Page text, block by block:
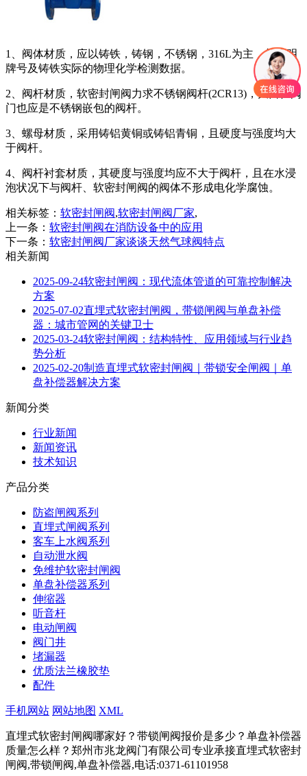
1、阀体材质，应以铸铁，铸钢，不锈钢，316L为主，并注明
牌号及铸铁实际的物理化学检测数据。
2、阀杆材质，软密封闸阀力求不锈钢阀杆(2CR13)，大口径阀
门也应是不锈钢嵌包的阀杆。
3、螺母材质，采用铸铝黄铜或铸铝青铜，且硬度与强度均大
于阀杆。
4、阀杆衬套材质，其硬度与强度均应不大于阀杆，且在水浸
泡状况下与阀杆、软密封闸阀的阀体不形成电化学腐蚀。
相关标签： 软密封闸阀,软密封闸阀厂家,
上一条： 软密封闸阀在消防设备中的应用
下一条： 软密封闸阀厂家谈谈天然气球阀特点
相关新闻
2025-09-24软密封闸阀：现代流体管道的可靠控制解决
方案
2025-07-02直埋式软密封闸阀，带锁闸阀与单盘补偿
器：城市管网的关键卫士
2025-03-24软密封闸阀：结构特性、应用领域与行业趋
势分析
2025-02-20制造直埋式软密封闸阀｜带锁安全闸阀｜单
盘补偿器解决方案
新闻分类
行业新闻
新闻资讯
技术知识
产品分类
防盗闸阀系列
直埋式闸阀系列
客车上水阀系列
自动泄水阀
免维护软密封闸阀
单盘补偿器系列
伸缩器
听音杆
电动闸阀
阀门井
堵漏器
优质法兰橡胶垫
配件
手机网站 网站地图 XML
直埋式软密封闸阀哪家好？带锁闸阀报价是多少？单盘补偿器
质量怎么样？郑州市兆龙阀门有限公司专业承接直埋式软密封
闸阀,带锁闸阀,单盘补偿器,电话:0371-61101958